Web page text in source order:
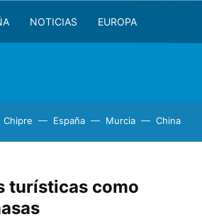
NOTICIAS EUROPA
Chipre España Murcia China
turísticas como